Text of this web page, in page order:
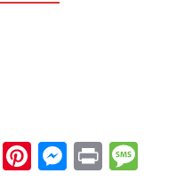
Pinterest
Print